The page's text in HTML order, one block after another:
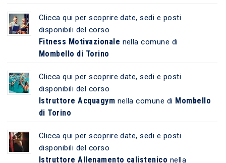
Clicca qui per scoprire date, sedi e posti
disponibili del corso
Fitness Motivazionale nella comune di
Mombello di Torino
Clicca qui per scoprire date, sedi e posti
disponibili del corso
Istruttore Acquagym nella comune di Mombello
di Torino
Clicca qui per scoprire date, sedi e posti
disponibili del corso
Istruttore Allenamento calistenico nella